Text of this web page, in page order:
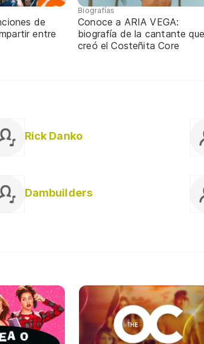
de
entre
Biografías
Conoce a ARIA VEGA:
biografía de la cantante que
creó el Costeñita Core
Rick Danko
Dambuilders